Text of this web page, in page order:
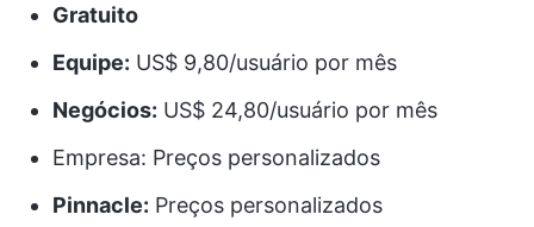
Gratuito
Equipe: US$ 9,80/usuário por mês
Negócios: US$ 24,80/usuário por mês
Empresa: Preços personalizados
Pinnacle: Preços personalizados